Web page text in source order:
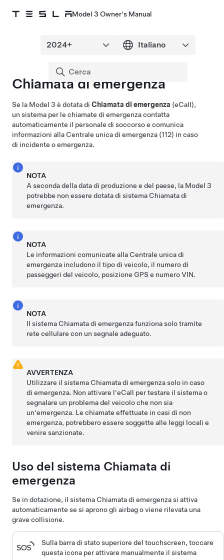
Model 3 Owner's Manual
Chiamata di emergenza
Se la Model 3 è dotata di Chiamata di emergenza (eCall),
un sistema per le chiamate di emergenza contatta
automaticamente il personale di soccorsoe comunica
informazioni alla Centrale unica di emergenza (112) in caso
di incidente o emergenza.
NOTA
A seconda della data di produzione e del paese, la Model 3
potrebbe non essere dotata di sistema Chiamata di
emergenza.
NOTA
Le informazioni comunicatealla Centrale unica di
emergenza includono il tipo di veicolo, il numero di
passeggeri del veicolo, posizione GPS e numero VIN.
NOTA
Il sistema Chiamata di emergenza funziona solo tramite
rete cellulare con un segnale adeguato.
AVVERTENZA
Utilizzare il sistema Chiamata di emergenza solo in caso
di emergenza. Non attivare l'eCall per testare il sistema o
segnalare un problema del veicolo che non sia
un'emergenza. Le chiamate effettuate in casi di non
emergenza, potrebbero essere soggette alle leggi locali e
venire sanzionate.
Uso del sistema Chiamata di
emergenza
Se in dotazione, il sistema Chiamata di emergenza si attiva
automaticamente se si aprono gli airbag o viene rilevata una
grave collisione.
Sulla barra di stato superiore del touchscreen,toccare
questa icona per attivare manualmente il sistema